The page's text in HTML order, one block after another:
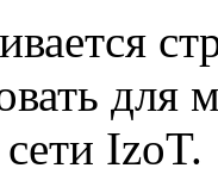
для
IzoT.